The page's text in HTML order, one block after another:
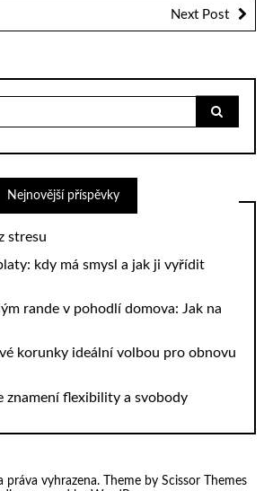
Next Post
Nejnovější příspěvky
stresu
kdy má smysl a jak ji vyřídit
rande v pohodlí domova: Jak na
korunky ideální volbou pro obnovu
znamení flexibility a svobody
práva vyhrazena. Theme by Scissor Themes